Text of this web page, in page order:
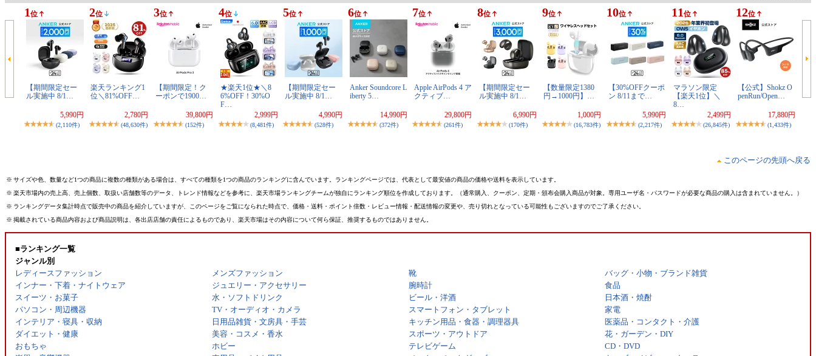
1 位
【期間限定セー
ル実施中 8/1…
5,990円
(2,110件)
2位
楽天ランキング1
位＼81%OFF…
2,780円
(48,630件)
3位
【期間限定！ク
ーポンで1900…
39,800円
(152件)
4位
★楽天1位★＼8
6%OFF！30%O
F…
2,999円
(8,481件)
5位
【期間限定セー
ル実施中 8/1…
4,990円
(528件)
6位
Anker Soundcore L
iberty 5…
14,990円
(372件)
7位
Apple AirPods 4 ア
クティブ…
29,800円
(261件)
8位
【期間限定セー
ル実施中 8/1…
6,990円
(170件)
9位
【数量限定1380
円→1000円】…
1,000円
(16,783件)
10位
【30%OFFクーポ
ン 8/11まで…
5,990円
(2,217件)
11 位
マラソン限定
【楽天1位】＼
8…
2,499円
(26,845件)
12位
【公式】Shokz O
penRun/Open…
17,880円
(1,433件)
このページの先頭へ戻る
※ サイズや色、数量など1つの商品に複数の種類がある場合は、すべての種類を1つの商品のランキングに含んでいます。ランキングページでは、代表として最安値の商品の価格や送料を表示しています。
※ 楽天市場内の売上高、売上個数、取扱い店舗数等のデータ、トレンド情報などを参考に、楽天市場ランキングチームが独自にランキング順位を作成しております。（通常購入、クーポン、定期・頒布会購入商品が対象。専用ユーザ名・パスワードが必要な商品の購入は含まれていません。）
※ ランキングデータ集計時点で販売中の商品を紹介していますが、このページをご覧になられた時点で、価格・送料・ポイント倍数・レビュー情報・配送情報の変更や、売り切れとなっている可能性もございますのでご了承ください。
※ 掲載されている商品内容および商品説明は、各出店店舗の責任によるものであり、楽天市場はその内容について何ら保証、推奨するものではありません。
■ランキング一覧
ジャンル別
レディースファッション
メンズファッション 靴
バッグ・小物・ブランド雑貨
インナー・下着・ナイトウェア
ジュエリー・アクセサリー 腕時計
食品
スイーツ・お菓子
水・ソフトドリンク ビール・洋酒
日本酒・焼酎
パソコン・周辺機器
TV・オーディオ・カメラ スマートフォン・タブレット
家電
インテリア・寝具・収納
日用品雑貨・文房具・手芸 キッチン用品・食器・調理器具
医薬品・コンタクト・介護
ダイエット・健康
美容・コスメ・香水 スポーツ・アウトドア
花・ガーデン・DIY
おもちゃ
ホビー テレビゲーム
CD・DVD